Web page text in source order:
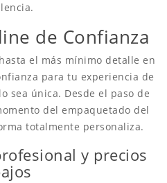
de Confianza
el más mínimo detalle en
para tu experiencia de
sea única. Desde el paso de
del empaquetado del
totalmente personaliza.
y precios